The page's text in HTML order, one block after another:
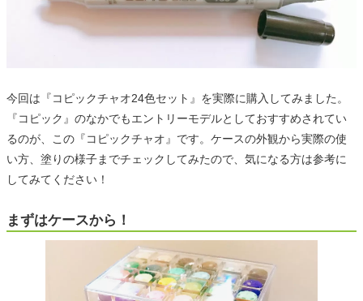
今回は『コピックチャオ24色セット』を実際に購入してみました。
『コピック』のなかでもエントリーモデルとしておすすめされてい
るのが、この『コピックチャオ』です。ケースの外観から実際の使
い方、塗りの様子までチェックしてみたので、気になる方は参考に
してみてください！
まずはケースから！